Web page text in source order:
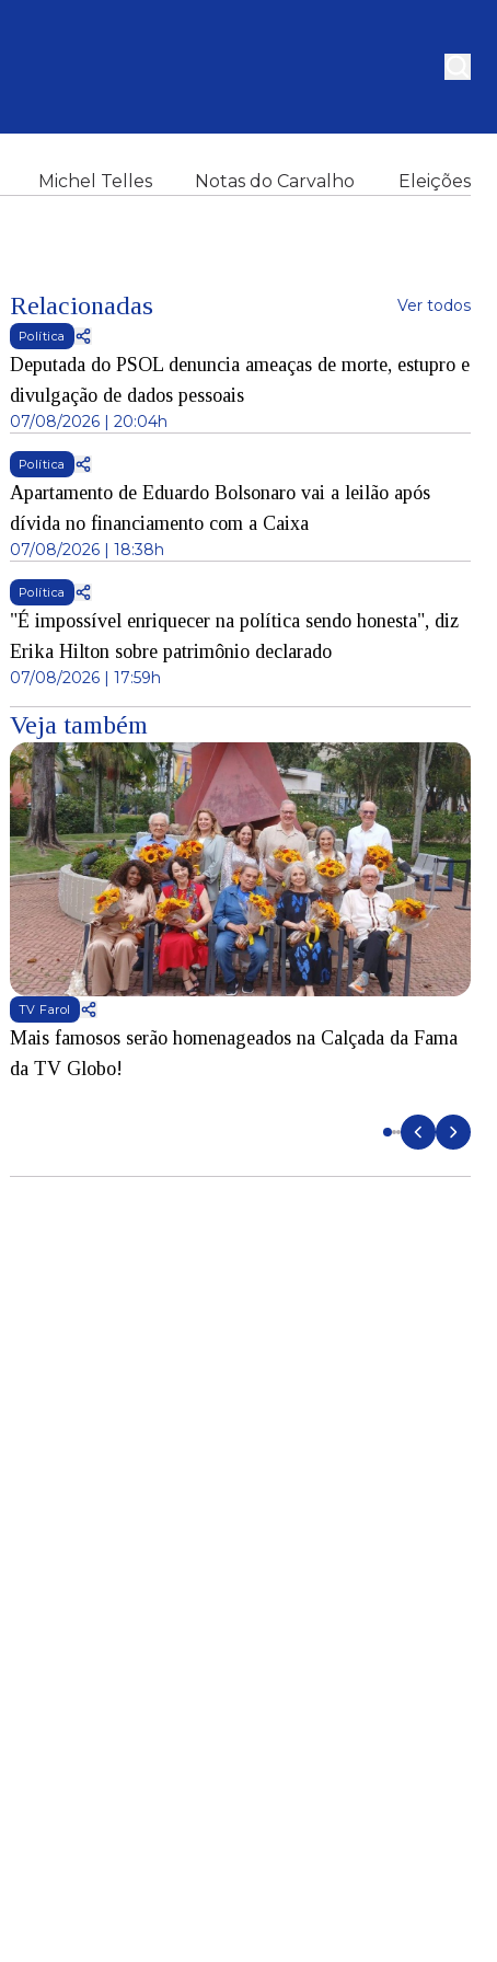
Michel Telles Notas do Carvalho Eleições
Relacionadas Ver todos
Política
Deputada do PSOL denuncia ameaças de morte, estupro e
divulgação de dados pessoais
07/08/2026 | 20:04h
Política
Apartamento de Eduardo Bolsonaro vai a leilão após
dívida no financiamento com a Caixa
07/08/2026 | 18:38h
Política
"É impossível enriquecer na política sendo honesta", diz
Erika Hilton sobre patrimônio declarado
07/08/2026 | 17:59h
Veja também
TV Farol
Mais famosos serão homenageados na Calçada da Fama
da TV Globo!